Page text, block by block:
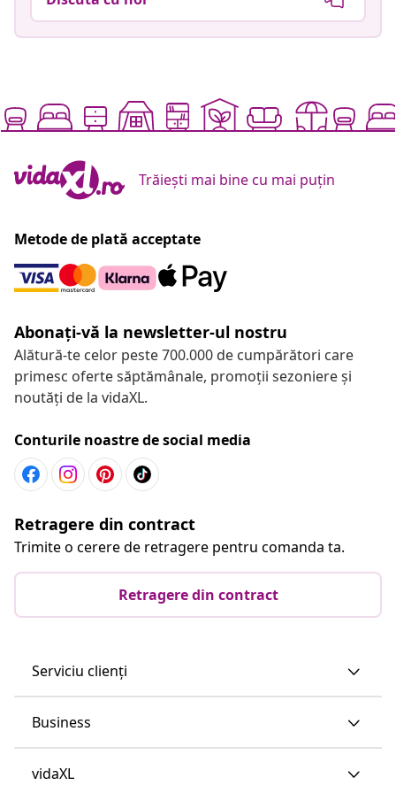
Trăiești mai bine cu mai puțin
Metode de plată acceptate
Abonați-vă la newsletter-ul nostru
Alătură-te celor peste 700.000 de cumpărători care
primesc oferte săptămânale, promoții sezoniere și
noutăți de la vidaXL.
Conturile noastre de social media
Retragere din contract
Trimite o cerere de retragere pentru comanda ta.
Retragere din contract
Serviciu clienți
Business
vidaXL